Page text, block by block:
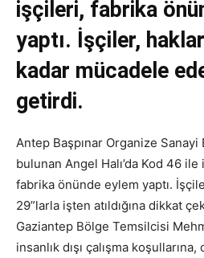
işçileri, fabrika
yaptı. İşçiler,
kadar mücadele
getirdi.
Antep Başpınar Organize Sanayi
bulunan Angel Halı’da Kod 46
fabrika önünde eylem yaptı.
29”larla işten atıldığına dikkat
Gaziantep Bölge Temsilcisi
insanlık dışı çalışma